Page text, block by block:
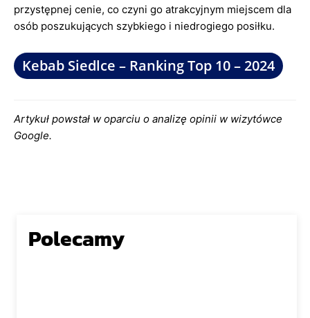
przystępnej cenie, co czyni go atrakcyjnym miejscem dla
osób poszukujących szybkiego i niedrogiego posiłku.
Kebab Siedlce – Ranking Top 10 – 2024
Artykuł powstał w oparciu o analizę opinii w wizytówce
Google.
Polecamy